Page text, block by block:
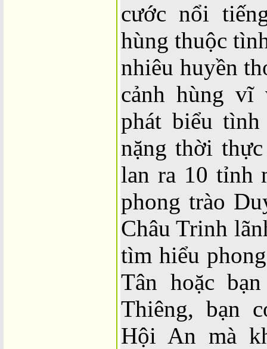
cước nổi
hùng thuộc
nhiêu huyền
cảnh hùng vĩ
phát biểu tình
nặng thời
lan ra 10 tỉnh
phong trào
Châu Trinh
tìm hiểu
Tân hoặc
Thiêng, bạn
Hội An mà